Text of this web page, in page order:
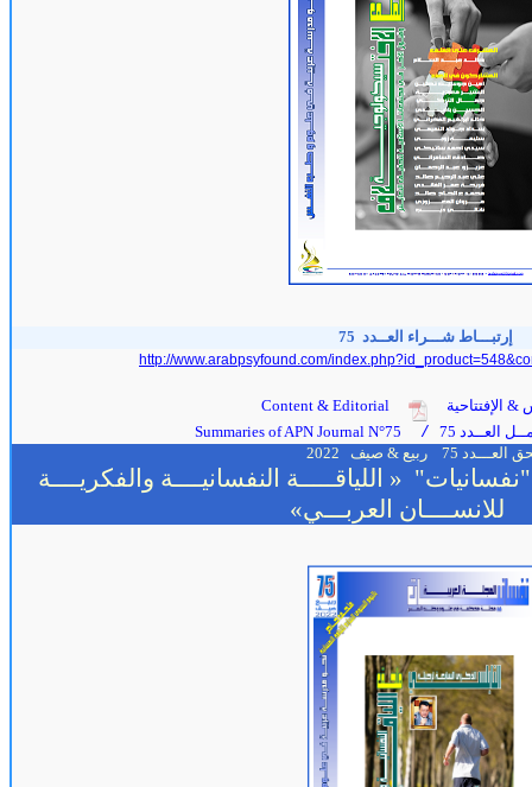
إرتبـــاط شـــراء العــدد 75
http://www.arabpsyfound.com/
Content & Editorial
& الإفتتاحية
Summaries of APN Journal N°75 /
العــدد 75
العـــدد 75 ربيع & صيف 2022
من مجلة "نفسانيات" « اللياقـــــة النفسانيــــة والفكريــــة
للانســــان العربـــي»